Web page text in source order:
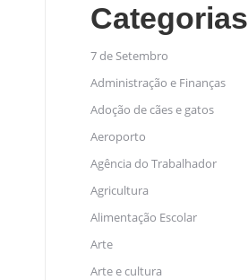
Categorias
7 de Setembro
Administração e Finanças
Adoção de cães e gatos
Aeroporto
Agência do Trabalhador
Agricultura
Alimentação Escolar
Arte
Arte e cultura